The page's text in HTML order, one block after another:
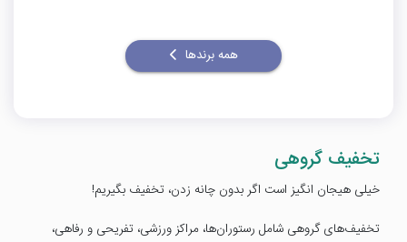
همه برندها
تخفیف گروهی
خیلی هیجان انگیز است اگر بدون چانه زدن، تخفیف بگیریم!
تخفیف‌های گروهی شامل رستوران‌ها، مراکز ورزشی، تفریحی و رفاهی،